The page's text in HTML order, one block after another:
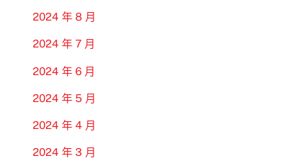
2024 年 8 月
2024 年 7 月
2024 年 6 月
2024 年 5 月
2024 年 4 月
2024 年 3 月